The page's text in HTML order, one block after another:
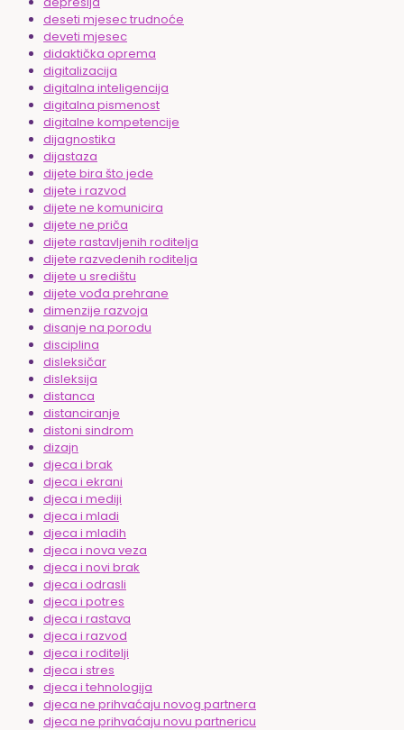
deseti mjesec trudnoće
deveti mjesec
didaktička oprema
digitalizacija
digitalna inteligencija
digitalna pismenost
digitalne kompetencije
dijagnostika
dijastaza
dijete bira što jede
dijete i razvod
dijete ne komunicira
dijete ne priča
dijete rastavljenih roditelja
dijete razvedenih roditelja
dijete u središtu
dijete vođa prehrane
dimenzije razvoja
disanje na porodu
disciplina
disleksičar
disleksija
distanca
distanciranje
distoni sindrom
dizajn
djeca i brak
djeca i ekrani
djeca i mediji
djeca i mladi
djeca i mladih
djeca i nova veza
djeca i novi brak
djeca i odrasli
djeca i potres
djeca i rastava
djeca i razvod
djeca i roditelji
djeca i stres
djeca i tehnologija
djeca ne prihvaćaju novog partnera
djeca ne prihvaćaju novu partnericu